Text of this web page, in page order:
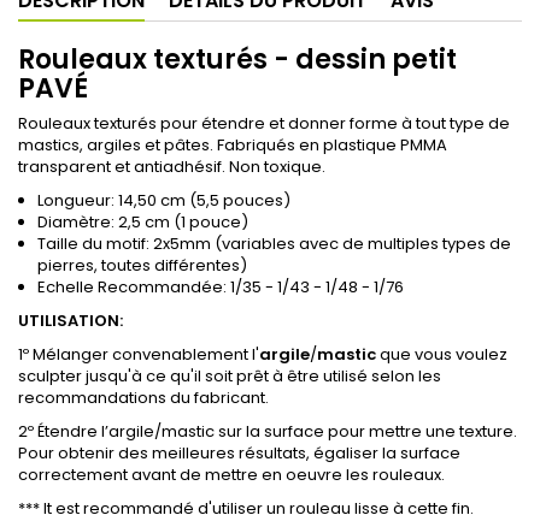
Rouleaux texturés - dessin petit
PAVÉ
Rouleaux texturés pour étendre et donner forme à tout type de
mastics, argiles et pâtes. Fabriqués en plastique PMMA
transparent et antiadhésif. Non toxique.
Longueur: 14,50 cm (5,5 pouces)
Diamètre: 2,5 cm (1 pouce)
Taille du motif: 2x5mm (variables avec de multiples types de
pierres, toutes différentes)
Echelle Recommandée: 1/35 - 1/43 - 1/48 - 1/76
UTILISATION:
1º Mélanger convenablement l'argile/masticque vous voulez
sculpter jusqu'à ce qu'il soit prêt à être utilisé selon les
recommandations du fabricant.
2º Étendre l’argile/mastic sur la surface pour mettre une texture.
Pour obtenir des meilleures résultats, égaliser la surface
correctement avant de mettre en oeuvre les rouleaux.
*** It est recommandé d'utiliser un rouleau lisse à cette fin.